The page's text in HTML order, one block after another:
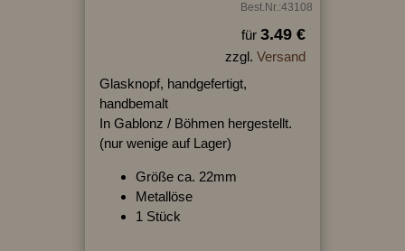
Best.Nr.:43108
für 3.49 €
zzgl. Versand
Glasknopf, handgefertigt,
handbemalt
In Gablonz / Böhmen hergestellt.
(nur wenige auf Lager)
Größe ca. 22mm
Metallöse
1 Stück